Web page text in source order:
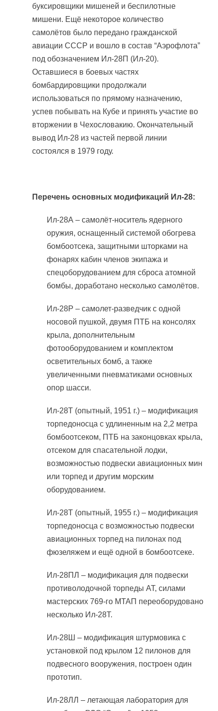
буксировщики мишеней и беспилотные
мишени. Ещё некоторое количество
самолётов было передано гражданской
авиации СССР и вошло в состав “Аэрофлота”
под обозначением Ил-28П (Ил-20).
Оставшиеся в боевых частях
бомбардировщики продолжали
использоваться по прямому назначению,
успев побывать на Кубе и принять участие во
вторжении в Чехословакию. Окончательный
вывод Ил-28 из частей первой линии
состоялся в 1979 году.
Перечень основных модификаций Ил-28:
Ил-28А – самолёт-носитель ядерного
оружия, оснащенный системой обогрева
бомбоотсека, защитными шторками на
фонарях кабин членов экипажа и
спецоборудованием для сброса атомной
бомбы, доработано несколько самолётов.
Ил-28Р – самолет-разведчик с одной
носовой пушкой, двумя ПТБ на консолях
крыла, дополнительным
фотооборудованием и комплектом
осветительных бомб, а также
увеличенными пневматиками основных
опор шасси.
Ил-28Т (опытный, 1951 г.) – модификация
торпедоносца с удлиненным на 2,2 метра
бомбоотсеком, ПТБ на законцовках крыла,
отсеком для спасательной лодки,
возможностью подвески авиационных мин
или торпед и другим морским
оборудованием.
Ил-28Т (опытный, 1955 г.) – модификация
торпедоносца с возможностью подвески
авиационных торпед на пилонах под
фюзеляжем и ещё одной в бомбоотсеке.
Ил-28ПЛ – модификация для подвески
противолодочной торпеды АТ, силами
мастерских 769-го МТАП переоборудовано
несколько Ил-28Т.
Ил-28Ш – модификация штурмовика с
установкой под крылом 12 пилонов для
подвесного вооружения, построен один
прототип.
Ил-28ЛЛ – летающая лаборатория для